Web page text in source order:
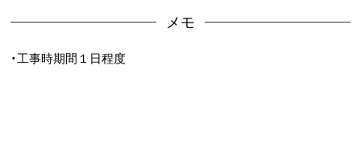
メモ
・工事時期間１日程度